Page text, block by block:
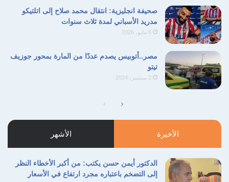
صحيفة انجليزية: انتقال محمد صلاح إلى اتلتيكو
مدريد الأسباني لمدة ثلاث سنوات
6 مايو، 2026
مصر..أتوبيس يصدم عددًا من المارة بمحور جوزيف
تيتو
2 سبتمبر، 2024
الصفحة
السابقة
الصفحة
التالية
الأخيرة الأشهر
الدكتور أيمن حسن يكتب: من أكبر الأخطاء النظر
إلى التضخم باعتباره مجرد ارتفاع في الأسعار